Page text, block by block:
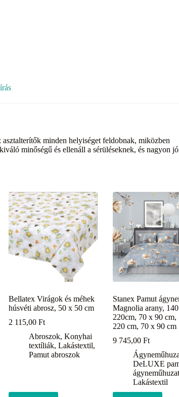
minden helyiséget feldobnak, miközben
minőségű és ellenáll a sérüléseknek, és nagyon
Bellatex Virágok és méhek
húsvéti abrosz, 50 x 50 cm
2 115,00Ft
Abroszok,Konyhai
textíliák,Lakástextil,
Pamut abroszok
Stanex Pamut
Magnolia arany,
220cm, 70 x 90 cm,
220 cm, 70 x 90 cm
9 745,00Ft
DeLUXE
ágyneműhuzat
Lakástextil